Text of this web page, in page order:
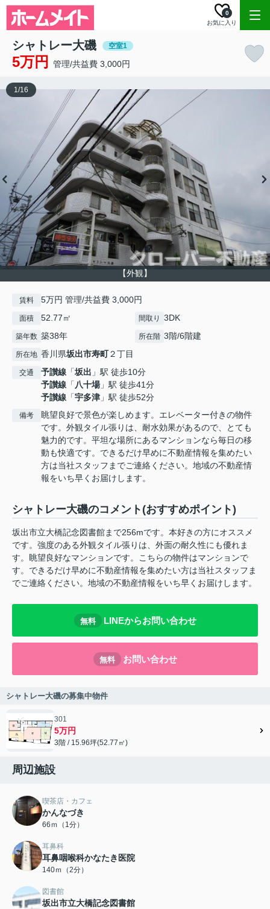
お気に入り
0
シャトレー大磯 空室1
5万円 管理/共益費 3,000円
【外観】
1/16
賃料 5万円 管理/共益費 3,000円
面積 52.77㎡ 間取り 3DK
築年数 築38年 所在階 3階/6階建
所在地 香川県坂出市寿町２丁目
交通 予讃線 「坂出 」駅 徒歩10分
予讃線 「八十場」駅 徒歩41分
予讃線 「宇多津 」駅 徒歩52分
備考
眺望良好で景色が楽しめます。エレベーター付きの物件
です。外観タイル張りは、耐水効果があるので、とても
魅力的です。平坦な場所にあるマンションなら毎日の移
動も快適です。できるだけ早めに不動産情報を集めたい
方は当社スタッフまでご連絡ください。地域の不動産情
報をいち早くお届けします。
シャトレー大磯のコメント(おすすめポイント)
坂出市立大橋記念図書館まで256mです。本好きの方にオススメ
です。強度のある外観タイル張りは、外面の耐久性にも優れま
す。眺望良好なマンションです。こちらの物件はマンションで
す。できるだけ早めに不動産情報を集めたい方は当社スタッフま
でご連絡ください。地域の不動産情報をいち早くお届けします。
無料 LINEからお問い合わせ
無料 お問い合わせ
シャトレー大磯の募集中物件
301
5万円
3階 / 15.96坪(52.77㎡)
周辺施設
喫茶店・カフェ
かんなづき
66ｍ（1分）
耳鼻科
耳鼻咽喉科かなたき医院
140ｍ（2分）
図書館
坂出市立大橋記念図書館